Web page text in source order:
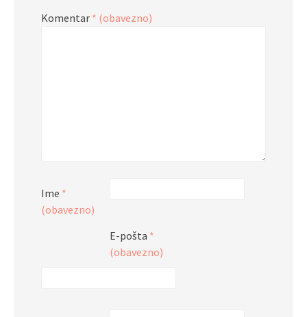
Komentar * (obavezno)
Ime *
(obavezno)
E-pošta *
(obavezno)